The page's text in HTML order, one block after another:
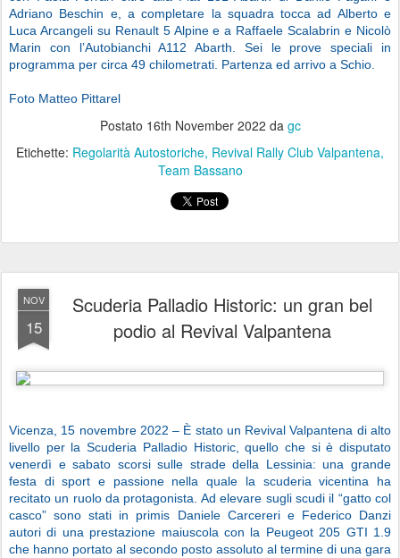
Adriano Beschin e, a completare la squadra tocca ad Alberto e
Luca Arcangeli su Renault 5 Alpine e a Raffaele Scalabrin e Nicolò
Marin con l’Autobianchi A112 Abarth. Sei le prove speciali in
programma per circa 49 chilometrati. Partenza ed arrivo a Schio.
Foto Matteo Pittarel
Postato 16th November 2022 da gc
Etichette: Regolarità Autostoriche Revival Rally Club Valpantena
Team Bassano
NOV
15
Scuderia Palladio Historic: un gran bel
podio al Revival Valpantena
Vicenza, 15 novembre 2022 – È stato un Revival Valpantena di alto
livello per la Scuderia Palladio Historic, quello che si è disputato
venerdì e sabato scorsi sulle strade della Lessinia: una grande
festa di sport e passione nella quale la scuderia vicentina ha
recitato un ruolo da protagonista. Ad elevare sugli scudi il “gatto col
casco” sono stati in primis Daniele Carcereri e Federico Danzi
autori di una prestazione maiuscola con la Peugeot 205 GTI 1.9
che hanno portato al secondo posto assoluto al termine di una gara